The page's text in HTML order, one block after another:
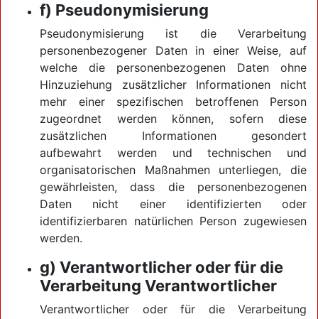
f) Pseudonymisierung
Pseudonymisierung ist die Verarbeitung
personenbezogener Daten in einer Weise, auf
welche die personenbezogenen Daten ohne
Hinzuziehung zusätzlicher Informationen nicht
mehr einer spezifischen betroffenen Person
zugeordnet werden können, sofern diese
zusätzlichen Informationen gesondert
aufbewahrt werden und technischen und
organisatorischen Maßnahmen unterliegen, die
gewährleisten, dass die personenbezogenen
Daten nicht einer identifizierten oder
identifizierbaren natürlichen Person zugewiesen
werden.
g) Verantwortlicher oder für die
Verarbeitung Verantwortlicher
Verantwortlicher oder für die Verarbeitung